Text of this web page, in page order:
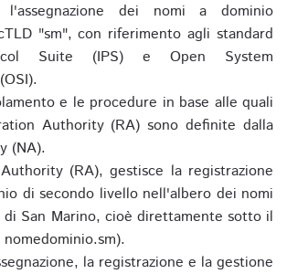
dei nomi a dominio
"sm", con riferimento agli standard
Suite (IPS) e Open System
e le procedure in base alle quali
Authority (RA) sono definite dalla
(NA).
(RA), gestisce la registrazione
di secondo livello nell'albero dei nomi
di San Marino, cioè direttamente sotto il
la registrazione e la gestione